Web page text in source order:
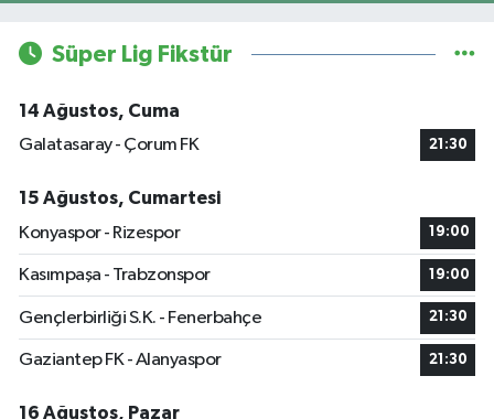
Süper Lig Fikstür
14 Ağustos, Cuma
Galatasaray - Çorum FK
21:30
15 Ağustos, Cumartesi
Konyaspor - Rizespor
19:00
Kasımpaşa - Trabzonspor 19:00
Gençlerbirliği S.K. - Fenerbahçe 21:30
Gaziantep FK - Alanyaspor 21:30
16 Ağustos, Pazar